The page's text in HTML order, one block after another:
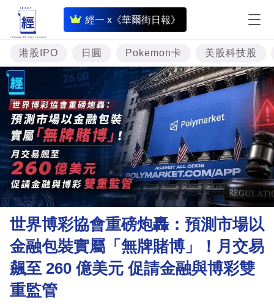
經一 x《華爾街日報》
即
時
財
經
專
題
投
資
樓
市
理
財
商
業
港股IPO 日圓 Pokemon卡 美股科技股
世界博彩協會重磅炮轟：預測市場以
金融包裝實屬「無牌賭博」！月交易
飆至 260 億美元 促請金融與博彩雙
重監管